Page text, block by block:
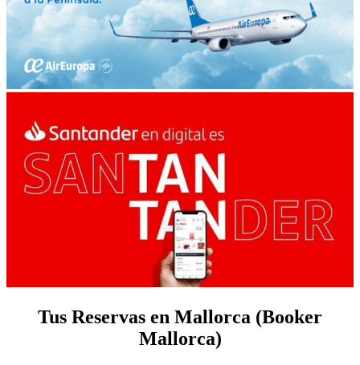
Tus Reservas en Mallorca (Booker
Mallorca)